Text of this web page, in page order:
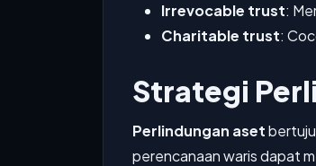
Irrevocable trust:
Charitable trust:
Strategi
Perlindungan aset
perencanaan waris dapat